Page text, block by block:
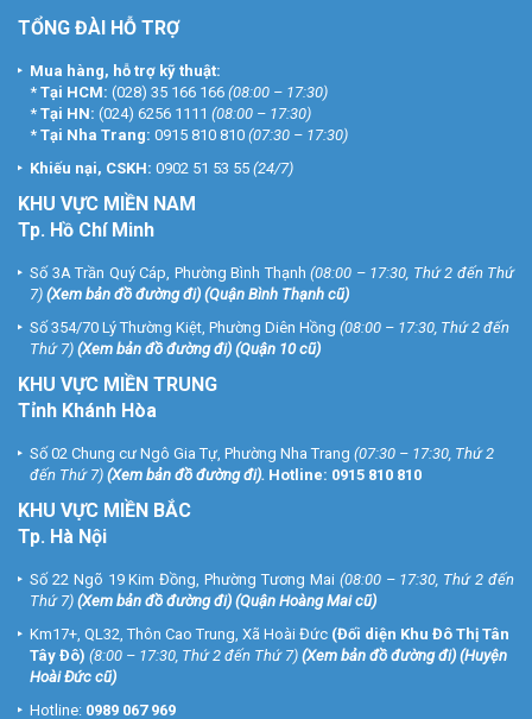
TỔNG ĐÀI HỖ TRỢ
Mua hàng, hỗ trợ kỹ thuật:
* Tại HCM: (028) 35 166 166 (08:00 – 17:30)
* Tại HN: (024) 6256 1111 (08:00 – 17:30)
* Tại Nha Trang: 0915 810 810 (07:30 – 17:30)
Khiếu nại, CSKH: 0902 51 53 55 (24/7)
KHU VỰC MIỀN NAM
Tp. Hồ Chí Minh
Số 3A Trần Quý Cáp, Phường Bình Thạnh (08:00 – 17:30, Thứ 2 đến Thứ
7) (Xem bản đồ đường đi) (Quận Bình Thạnh cũ)
Số 354/70 Lý Thường Kiệt, Phường Diên Hồng (08:00 – 17:30, Thứ 2 đến
Thứ 7) (Xem bản đồ đường đi) (Quận 10 cũ)
KHU VỰC MIỀN TRUNG
Tỉnh Khánh Hòa
Số 02 Chung cư Ngô Gia Tự, Phường Nha Trang (07:30 – 17:30, Thứ 2
đến Thứ 7) (Xem bản đồ đường đi). Hotline: 0915 810 810
KHU VỰC MIỀN BẮC
Tp. Hà Nội
Số 22 Ngõ 19 Kim Đồng, Phường Tương Mai (08:00 – 17:30, Thứ 2 đến
Thứ 7) (Xem bản đồ đường đi) (Quận Hoàng Mai cũ)
Km17+, QL32, Thôn Cao Trung, Xã Hoài Đức (Đối diện Khu Đô Thị Tân
Tây Đô) (8:00 – 17:30, Thứ 2 đến Thứ 7) (Xem bản đồ đường đi) (Huyện
Hoài Đức cũ)
Hotline: 0989 067 969